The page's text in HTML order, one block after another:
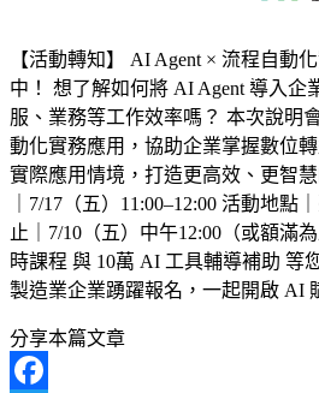
【活動轉知】 AI Agent × 流程自動
中！ 想了解如何將 AI Agent 導入企
服、業務等工作效率嗎？ 本次說明
動化實務應用，協助企業掌握數位
實際應用情境，打造更高效、更智
｜7/17（五）11:00–12:00 活動地點
止｜7/10（五）中午12:00（或額滿
時課程 與 10萬 AI 工具輔導補助 等
製造業企業踴躍報名，一起開啟 AI
分享本篇文章